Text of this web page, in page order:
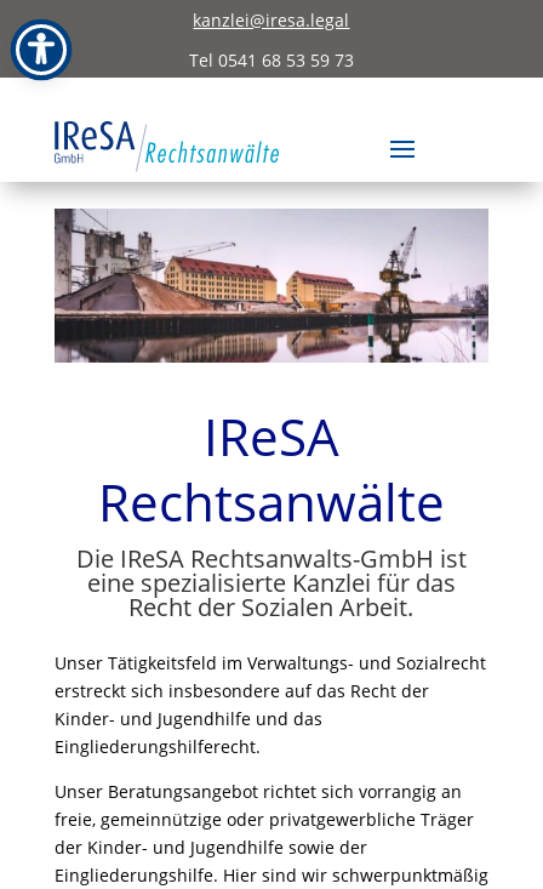
Skip To Content
kanzlei@iresa.legal
Tel 0541 68 53 59 73
IReSA
Rechtsanwälte
Die IReSA Rechtsanwalts-GmbH ist
eine spezialisierte Kanzlei für das
Recht der Sozialen Arbeit.
Unser Tätigkeitsfeld im Verwaltungs- und Sozialrecht
erstreckt sich insbesondere auf das Recht der
Kinder- und Jugendhilfe und das
Eingliederungshilferecht.
Unser Beratungsangebot richtet sich vorrangig an
freie, gemeinnützige oder privatgewerbliche Träger
der Kinder- und Jugendhilfe sowie der
Eingliederungshilfe. Hier sind wir schwerpunktmäßig